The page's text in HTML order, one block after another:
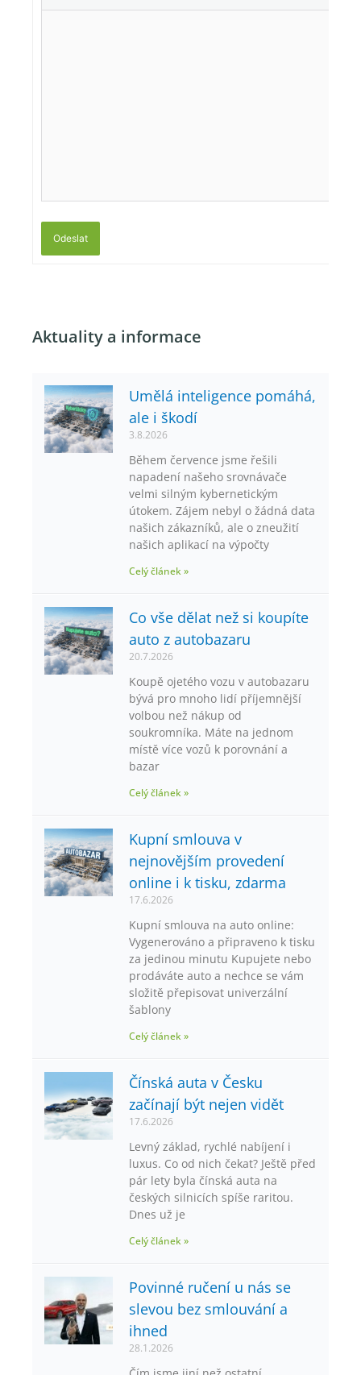
Odeslat
Aktuality a informace
Umělá inteligence pomáhá,
ale i škodí
3.8.2026
Během července jsme řešili
napadení našeho srovnávače
velmi silným kybernetickým
útokem. Zájem nebyl o žádná data
našich zákazníků, ale o zneužití
našich aplikací na výpočty
Celý článek »
Co vše dělat než si koupíte
auto z autobazaru
20.7.2026
Koupě ojetého vozu v autobazaru
bývá pro mnoho lidí příjemnější
volbou než nákup od
soukromníka. Máte na jednom
místě více vozů k porovnání a
bazar
Celý článek »
Kupní smlouva v
nejnovějším provedení
online i k tisku, zdarma
17.6.2026
Kupní smlouva na auto online:
Vygenerováno a připraveno k tisku
za jedinou minutu Kupujete nebo
prodáváte auto a nechce se vám
složitě přepisovat univerzální
šablony
Celý článek »
Čínská auta v Česku
začínají být nejen vidět
17.6.2026
Levný základ, rychlé nabíjení i
luxus. Co od nich čekat? Ještě před
pár lety byla čínská auta na
českých silnicích spíše raritou.
Dnes už je
Celý článek »
Povinné ručení u nás se
slevou bez smlouvání a
ihned
28.1.2026